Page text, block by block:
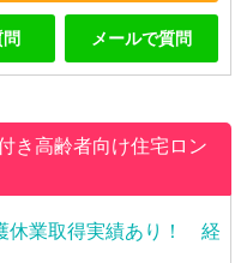
メールで質問
き高齢者向け住宅ロン
休業取得実績あり！ 経